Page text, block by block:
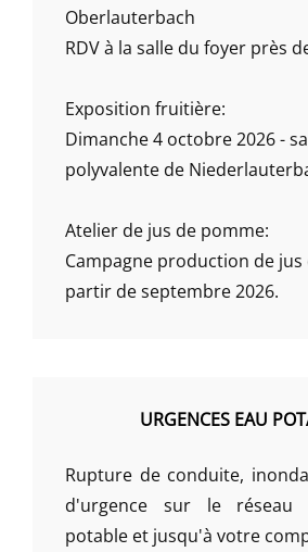
Oberlauterbach
RDV à la salle du foyer près
Exposition fruitière:
Dimanche 4 octobre 2026 -
polyvalente de
Atelier de jus de pomme:
Campagne production de jus
partir de septembre 2026.
URGENCES EAU
Rupture de conduite,
d'urgence sur le réseau
potable et jusqu'à votre